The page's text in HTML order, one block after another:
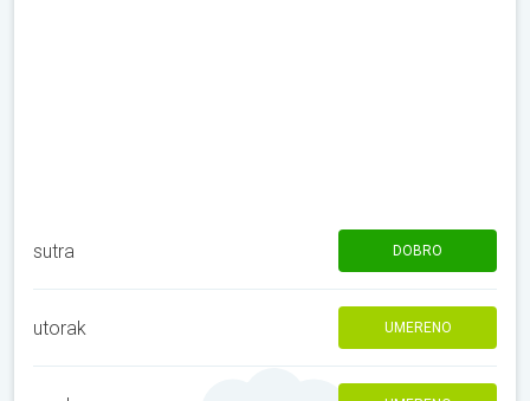
sutra DOBRO
utorak UMERENO